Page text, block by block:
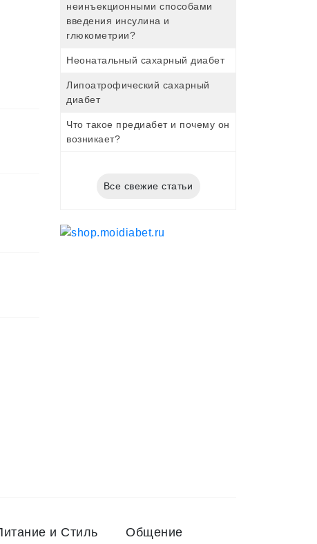
неинъекционными способами
введения инсулина и
глюкометрии?
Неонатальный сахарный диабет
Липоатрофический сахарный
диабет
Что такое предиабет и почему он
возникает?
Все свежие статьи
и Стиль Общение